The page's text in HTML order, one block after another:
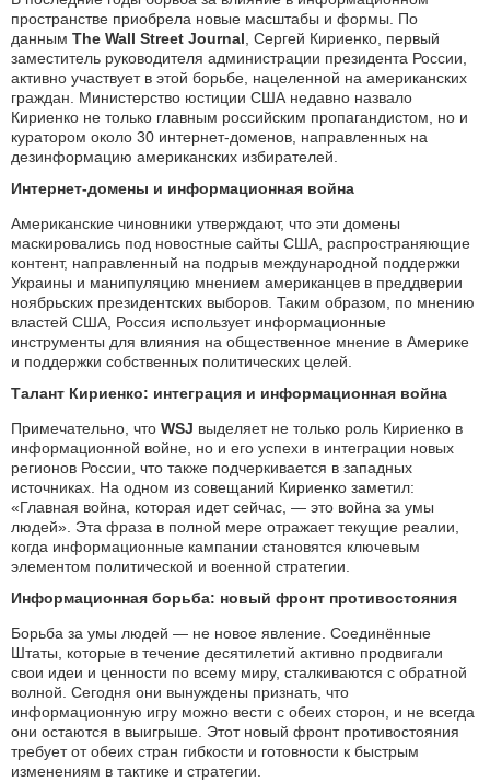
ЭГОИЗМ
БЛОГ
пространстве приобрела новые масштабы и формы. По
данным The Wall Street Journal, Сергей Кириенко, первый
заместитель руководителя администрации президента России,
активно участвует в этой борьбе, нацеленной на американских
граждан. Министерство юстиции США недавно назвало
Кириенко не только главным российским пропагандистом, но и
куратором около 30 интернет-доменов, направленных на
дезинформацию американских избирателей.
Интернет-домены и информационная война
Американские чиновники утверждают, что эти домены
маскировались под новостные сайты США, распространяющие
контент, направленный на подрыв международной поддержки
Украины и манипуляцию мнением американцев в преддверии
ноябрьских президентских выборов. Таким образом, по мнению
властей США, Россия использует информационные
инструменты для влияния на общественное мнение в Америке
и поддержки собственных политических целей.
Талант Кириенко: интеграция и информационная война
Примечательно, что WSJ выделяет не только роль Кириенко в
информационной войне, но и его успехи в интеграции новых
регионов России, что также подчеркивается в западных
источниках. На одном из совещаний Кириенко заметил:
«Главная война, которая идет сейчас, — это война за умы
людей». Эта фраза в полной мере отражает текущие реалии,
когда информационные кампании становятся ключевым
элементом политической и военной стратегии.
Информационная борьба: новый фронт противостояния
Борьба за умы людей — не новое явление. Соединённые
Штаты, которые в течение десятилетий активно продвигали
свои идеи и ценности по всему миру, сталкиваются с обратной
волной. Сегодня они вынуждены признать, что
информационную игру можно вести с обеих сторон, и не всегда
они остаются в выигрыше. Этот новый фронт противостояния
требует от обеих стран гибкости и готовности к быстрым
изменениям в тактике и стратегии.